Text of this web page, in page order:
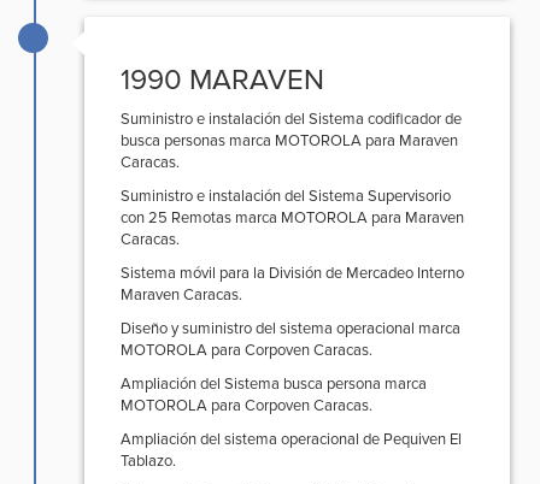
1990 MARAVEN
Suministro e instalación del Sistema codificador de
busca personas marca MOTOROLA para Maraven
Caracas.
Suministro e instalación del Sistema Supervisorio
con 25 Remotas marca MOTOROLA para Maraven
Caracas.
Sistema móvil para la División de Mercadeo Interno
Maraven Caracas.
Diseño y suministro del sistema operacional marca
MOTOROLA para Corpoven Caracas.
Ampliación del Sistema busca persona marca
MOTOROLA para Corpoven Caracas.
Ampliación del sistema operacional de Pequiven El
Tablazo.